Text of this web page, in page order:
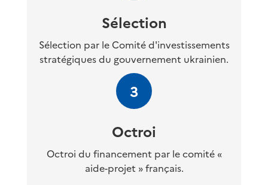
Sélection
Sélection par le Comité d'investissements
stratégiques du gouvernement ukrainien.
3
Octroi
Octroi du financement par le comité «
aide-projet » français.